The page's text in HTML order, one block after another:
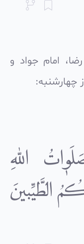
امام جواد و
چهارشنبه:
اللهِ
الطَّیِّبینَ